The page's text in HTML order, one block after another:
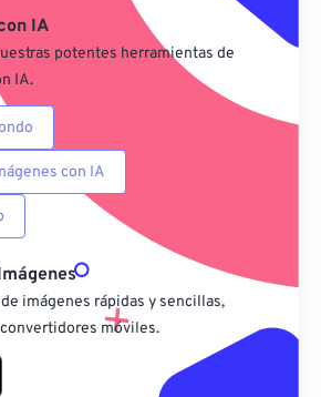
OneDrive
URL
IA
potentes herramientas de
IA.
con IA
imágenes rápidas y sencillas,
móviles.